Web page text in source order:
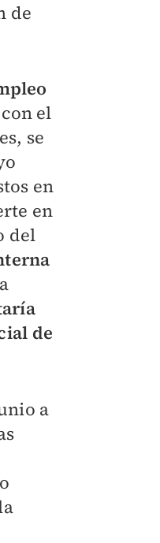
de
el
se
en
en
del
de
a